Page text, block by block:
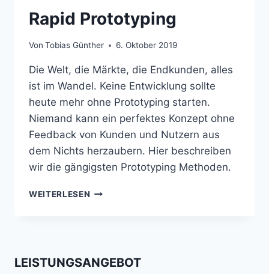
Rapid Prototyping
Von Tobias Günther 6. Oktober 2019
Die Welt, die Märkte, die Endkunden, alles
ist im Wandel. Keine Entwicklung sollte
heute mehr ohne Prototyping starten.
Niemand kann ein perfektes Konzept ohne
Feedback von Kunden und Nutzern aus
dem Nichts herzaubern. Hier beschreiben
wir die gängigsten Prototyping Methoden.
WEITERLESEN RAPID
LEISTUNGSANGEBOT